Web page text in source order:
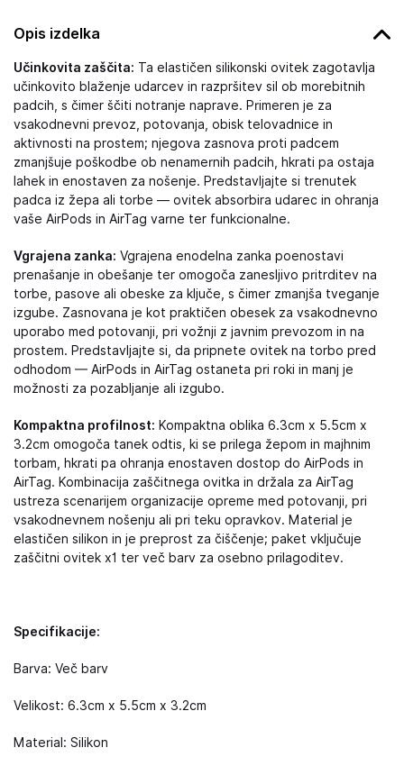
Opis izdelka
Učinkovita zaščita: Ta elastičen silikonski ovitek zagotavlja
učinkovito blaženje udarcev in razpršitev sil ob morebitnih
padcih, s čimer ščiti notranje naprave. Primeren je za
vsakodnevni prevoz, potovanja, obisk telovadnice in
aktivnosti na prostem; njegova zasnova proti padcem
zmanjšuje poškodbe ob nenamernih padcih, hkrati pa ostaja
lahek in enostaven za nošenje. Predstavljajte si trenutek
padca iz žepa ali torbe — ovitek absorbira udarec in ohranja
vaše AirPods in AirTag varne ter funkcionalne.
Vgrajena zanka: Vgrajena enodelna zanka poenostavi
prenašanje in obešanje ter omogoča zanesljivo pritrditev na
torbe, pasove ali obeske za ključe, s čimer zmanjša tveganje
izgube. Zasnovana je kot praktičen obesek za vsakodnevno
uporabo med potovanji, pri vožnji z javnim prevozom in na
prostem. Predstavljajte si, da pripnete ovitek na torbo pred
odhodom — AirPods in AirTag ostaneta pri roki in manj je
možnosti za pozabljanje ali izgubo.
Kompaktna profilnost: Kompaktna oblika 6.3cm x 5.5cm x
3.2cm omogoča tanek odtis, ki se prilega žepom in majhnim
torbam, hkrati pa ohranja enostaven dostop do AirPods in
AirTag. Kombinacija zaščitnega ovitka in držala za AirTag
ustreza scenarijem organizacije opreme med potovanji, pri
vsakodnevnem nošenju ali pri teku opravkov. Material je
elastičen silikon in je preprost za čiščenje; paket vključuje
zaščitni ovitek x1 ter več barv za osebno prilagoditev.
Specifikacije:
Barva: Več barv
Velikost: 6.3cm x 5.5cm x 3.2cm
Material: Silikon